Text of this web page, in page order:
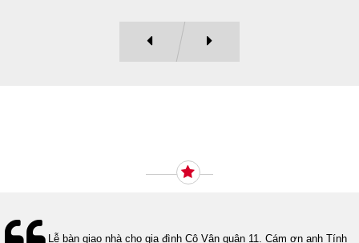
Lễ bàn giao nhà cho gia đình Cô Vân quận 11. Cám ơn anh Tính